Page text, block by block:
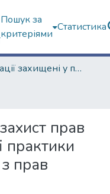
Пошук за
критеріями
Статистика
Дисертації захищені у постійних радах
прав
практики
прав